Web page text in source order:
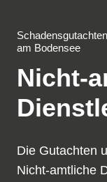
am Bodensee
Nicht-
Die Gutachten
Nicht-amtliche